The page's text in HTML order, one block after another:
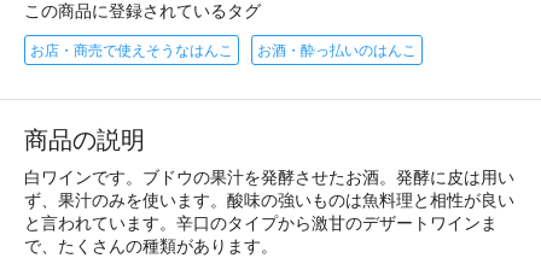
この商品に登録されているタグ
お店・商売で使えそうなはんこ お酒・酔っ払いのはんこ
商品の説明
白ワインです。ブドウの果汁を発酵させたお酒。発酵に皮は用い
ず、果汁のみを使います。酸味の強いものは魚料理と相性が良い
と言われています。辛口のタイプから激甘のデザートワインま
で、たくさんの種類があります。